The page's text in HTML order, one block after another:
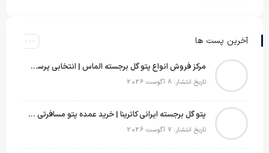
آخرین پست ها
مرکز فروش انواع پتو گل برجسته الماس | انتخابی پرسود برای عمده‌فروشان
تاریخ انتشار: 8 آگوست 2026
پتو گل برجسته ایرانی کاترینا | خرید عمده پتو مسافرتی با قیمت تولیدی
تاریخ انتشار: 7 آگوست 2026